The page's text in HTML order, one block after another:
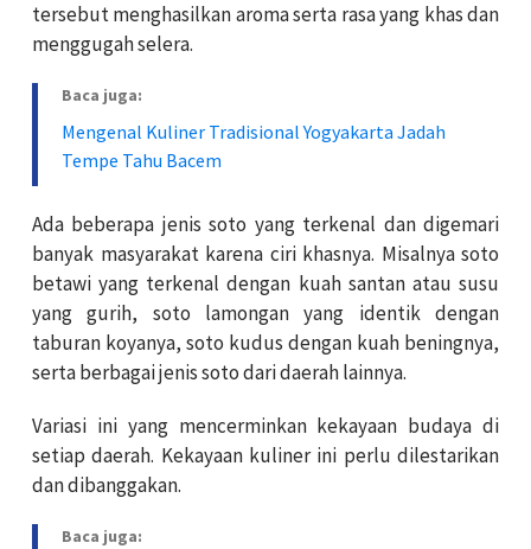
tersebut menghasilkan aroma serta rasa yang khas dan
menggugah selera.
Baca juga:
Mengenal Kuliner Tradisional Yogyakarta Jadah
Tempe Tahu Bacem
Ada beberapa jenis soto yang terkenal dan digemari
banyak masyarakat karena ciri khasnya. Misalnya soto
betawi yang terkenal dengan kuah santan atau susu
yang gurih, soto lamongan yang identik dengan
taburan koyanya, soto kudus dengan kuah beningnya,
serta berbagai jenis soto dari daerah lainnya.
Variasi ini yang mencerminkan kekayaan budaya di
setiap daerah. Kekayaan kuliner ini perlu dilestarikan
dan dibanggakan.
Baca juga: